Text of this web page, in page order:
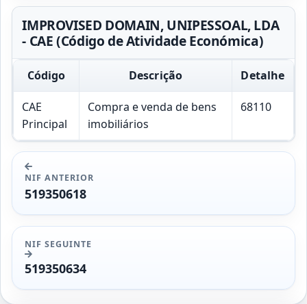
IMPROVISED DOMAIN, UNIPESSOAL, LDA
- CAE (Código de Atividade Económica)
Código Descrição Detalhe
CAE
Principal
Compra e venda de bens
imobiliários
68110
NIF ANTERIOR
519350618
NIF SEGUINTE
519350634